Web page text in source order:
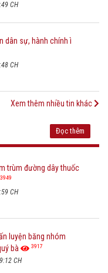
CH
dân sự, hành chính ì
CH
Xem thêm nhiều tin khác
Đọc thêm
trùm đường dây thuốc
3949
CH
luyện băng nhóm
bà
3917
CH